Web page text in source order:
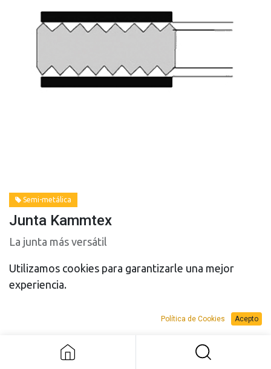
Semi-metálica
Junta Kammtex
La junta más versátil
Tipo de junta
Utilizamos cookies para garantizarle una mejor
experiencia.
Política de Cookies Acepto